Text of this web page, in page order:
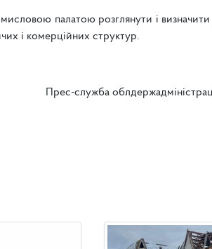
палатою розглянути і
і комерційних структур.
Прес-служба